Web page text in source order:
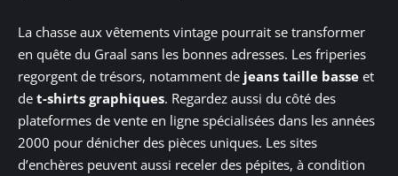
La chasse aux vêtements vintage pourrait se transformer
en quête du Graal sans les bonnes adresses. Les friperies
regorgent de trésors, notamment de jeans taille basse et
de t-shirts graphiques. Regardez aussi du côté des
plateformes de vente en ligne spécialisées dans les années
2000 pour dénicher des pièces uniques. Les sites
d’enchères peuvent aussi receler des pépites, à condition